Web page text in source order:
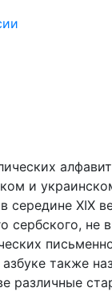
и
середине XIX
сербского, не
также
различные